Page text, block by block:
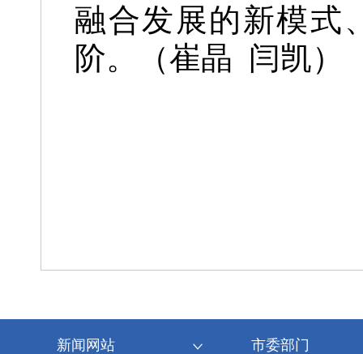
融合发展的新模式
阶。（崔晶 闫凯）
新闻网站 市委部门